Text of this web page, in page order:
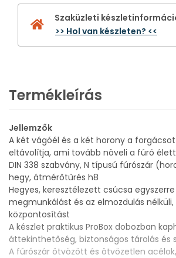
Szaküzleti
>> Hol van készleten? <<
Termékleírás
Jellemzők
A két vágóél és a két horony a
eltávolítja, ami tovább növeli a fúró
DIN 338 szabvány, N típusú fúrószár
hegy, átmérőtűrés h8
Hegyes, keresztélezett csúcsa
megmunkálást és az elmozdulás
központosítást
A készlet praktikus ProBox dobozban
áttekinthetőség, biztonságos tárolás és
A fúrószár ötvözött és ötvözetlen